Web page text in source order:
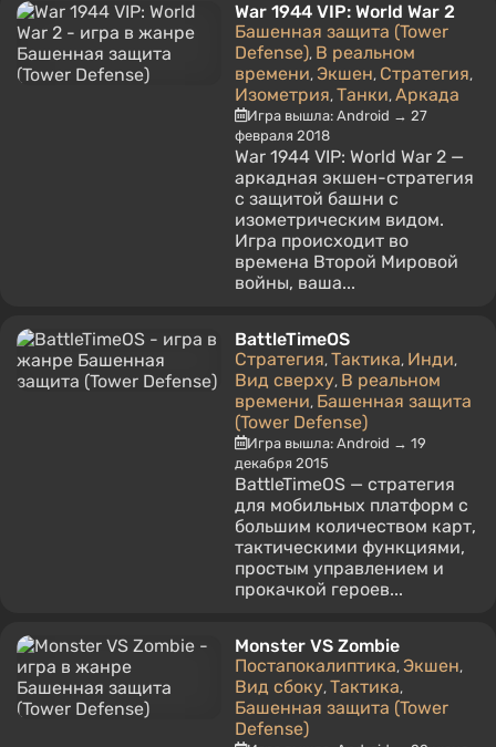
War 1944 VIP: World War 2
Башенная защита (Tower
Defense), В реальном
времени, Экшен, Стратегия,
Изометрия, Танки, Аркада
Игра вышла: Android → 27
февраля 2018
War 1944 VIP: World War 2 —
аркадная экшен-стратегия
с защитой башни с
изометрическим видом.
Игра происходит во
времена Второй Мировой
войны, ваша...
BattleTimeOS
Стратегия, Тактика, Инди,
Вид сверху, В реальном
времени, Башенная защита
(Tower Defense)
Игра вышла: Android → 19
декабря 2015
BattleTimeOS — стратегия
для мобильных платформ с
большим количеством карт,
тактическими функциями,
простым управлением и
прокачкой героев...
Monster VS Zombie
Постапокалиптика, Экшен,
Вид сбоку, Тактика,
Башенная защита (Tower
Defense)